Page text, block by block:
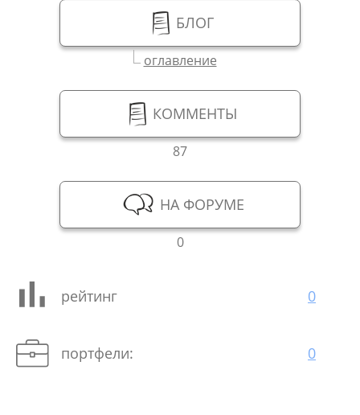
БЛОГ
оглавление
КОММЕНТЫ
87
НА ФОРУМЕ
0
рейтинг 0
портфели: 0